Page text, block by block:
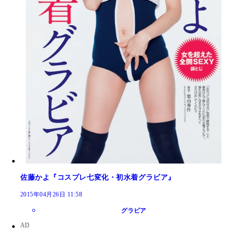
佐藤かよ『コスプレ七変化・初水着グラビア』
2015年04月26日 11:58
グラビア